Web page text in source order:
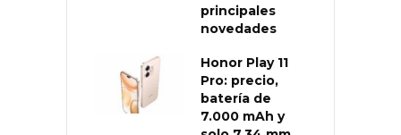
principales
novedades
Honor Play 11
Pro: precio,
batería de
7.000 mAh y